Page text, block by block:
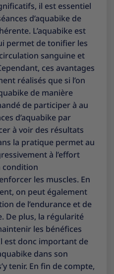
il est essentiel
d’aquabike de
L’aquabike est
permet de tonifier les
sanguine et
ces avantages
réalisés que si l’on
de manière
de participer à au
d’aquabike par
à voir des résultats
la pratique permet au
à l’effort
condition
les muscles. En
on peut également
de l’endurance et de
De plus, la régularité
les bénéfices
est donc important de
dans son
tenir. En fin de compte,